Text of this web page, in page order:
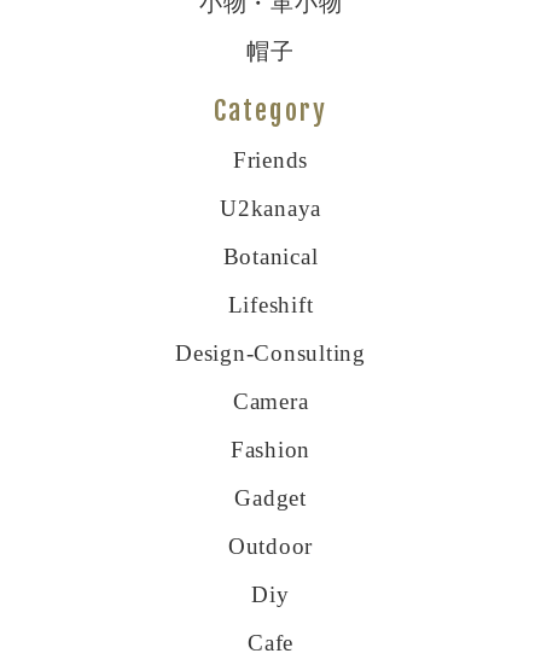
帽子
Category
Friends
U2kanaya
Botanical
Lifeshift
Design-Consulting
Camera
Fashion
Gadget
Outdoor
Diy
Cafe